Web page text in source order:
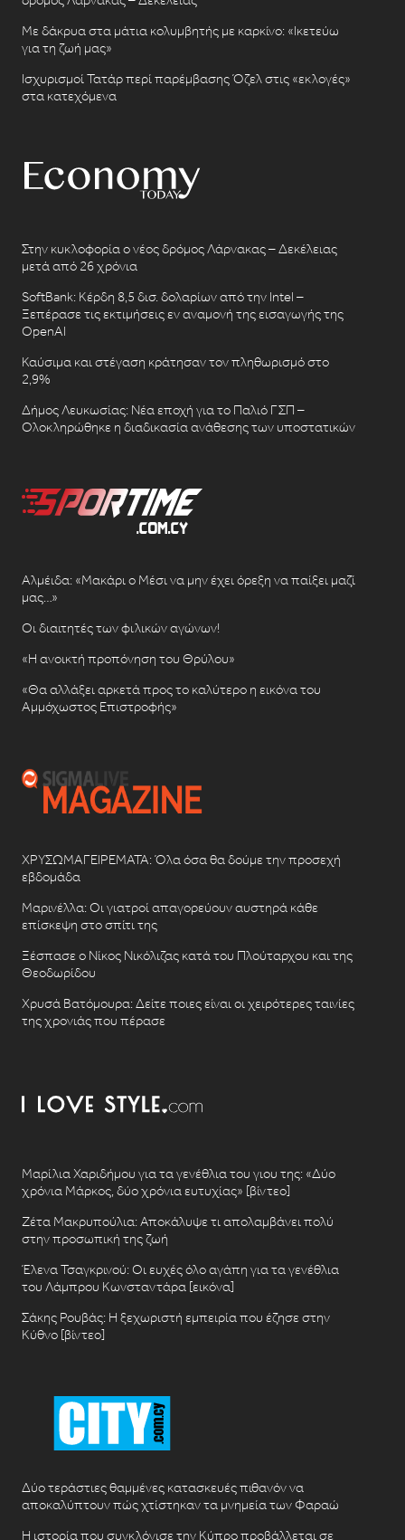
Με δάκρυα στα μάτια κολυμβητής με καρκίνο: «Ικετεύω
για τη ζωή μας»
Ισχυρισμοί Τατάρ περί παρέμβασης Όζελ στις «εκλογές»
στα κατεχόμενα
Στην κυκλοφορία ο νέος δρόμος Λάρνακας – Δεκέλειας
μετά από 26 χρόνια
SoftBank: Κέρδη 8,5 δισ. δολαρίων από την Intel –
Ξεπέρασε τις εκτιμήσεις εν αναμονή της εισαγωγής της
OpenAI
Καύσιμα και στέγαση κράτησαν τον πληθωρισμό στο
2,9%
Δήμος Λευκωσίας: Νέα εποχή για το Παλιό ΓΣΠ –
Ολοκληρώθηκε η διαδικασία ανάθεσης των υποστατικών
Αλμέιδα: «Μακάρι ο Μέσι να μην έχει όρεξη να παίξει μαζί
μας…»
Οι διαιτητές των φιλικών αγώνων!
«Η ανοικτή προπόνηση του Θρύλου»
«Θα αλλάξει αρκετά προς το καλύτερο η εικόνα του
Αμμόχωστος Επιστροφής»
ΧΡΥΣΩΜΑΓΕΙΡΕΜΑΤΑ: Όλα όσα θα δούμε την προσεχή
εβδομάδα
Μαρινέλλα: Οι γιατροί απαγορεύουν αυστηρά κάθε
επίσκεψη στο σπίτι της
Ξέσπασε ο Νίκος Νικόλιζας κατά του Πλούταρχου και της
Θεοδωρίδου
Χρυσά Βατόμουρα: Δείτε ποιες είναι οι χειρότερες ταινίες
της χρονιάς που πέρασε
Μαρίλια Χαριδήμου για τα γενέθλια του γιου της: «Δύο
χρόνια Μάρκος, δύο χρόνια ευτυχίας» [βίντεο]
Ζέτα Μακρυπούλια: Αποκάλυψε τι απολαμβάνει πολύ
στην προσωπική της ζωή
Έλενα Τσαγκρινού: Οι ευχές όλο αγάπη για τα γενέθλια
του Λάμπρου Κωνσταντάρα [εικόνα]
Σάκης Ρουβάς: Η ξεχωριστή εμπειρία που έζησε στην
Κύθνο [βίντεο]
Δύο τεράστιες θαμμένες κατασκευές πιθανόν να
αποκαλύπτουν πώς χτίστηκαν τα μνημεία των Φαραώ
Η ιστορία που συγκλόνισε την Κύπρο προβάλλεται σε